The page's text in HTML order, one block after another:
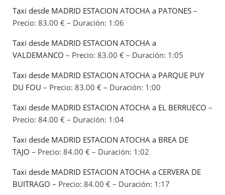
Taxi desde MADRID ESTACION ATOCHA a PATONES –
Precio: 83.00 € – Duración: 1:06
Taxi desde MADRID ESTACION ATOCHA a
VALDEMANCO – Precio: 83.00 € – Duración: 1:05
Taxi desde MADRID ESTACION ATOCHA a PARQUE PUY
DU FOU – Precio: 83.00 € – Duración: 1:00
Taxi desde MADRID ESTACION ATOCHA a EL BERRUECO –
Precio: 84.00 € – Duración: 1:04
Taxi desde MADRID ESTACION ATOCHA a BREA DE
TAJO – Precio: 84.00 € – Duración: 1:02
Taxi desde MADRID ESTACION ATOCHA a CERVERA DE
BUITRAGO – Precio: 84.00 € – Duración: 1:17